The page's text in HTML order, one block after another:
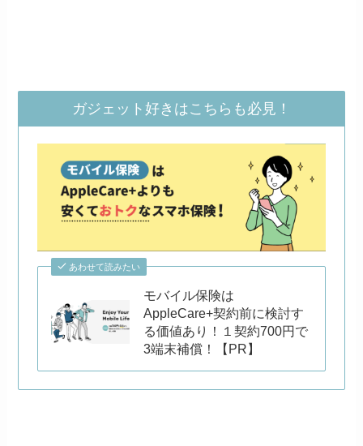
ガジェット好きはこちらも必見！
あわせて読みたい
モバイル保険は
AppleCare+契約前に検討す
る価値あり！１契約700円で
3端末補償！【PR】